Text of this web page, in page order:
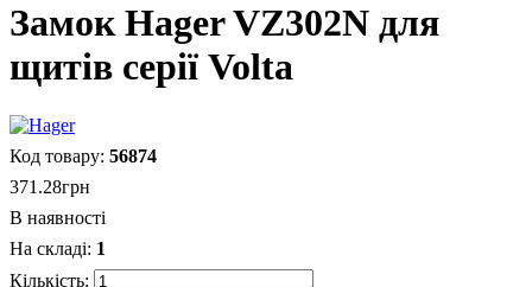
Замок Hager VZ302N для
щитів серії Volta
56874
371 .28грн
В наявності
1